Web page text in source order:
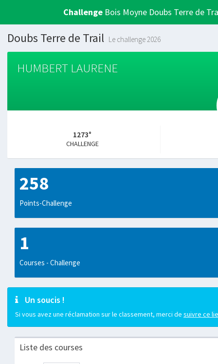
Challenge Bois Moyne Doubs Terre de
Doubs Terre de Trail Le challenge 2026
HUMBERT LAURENE
1273°
CHALLENGE
258
Points-Challenge
1
Courses - Challenge
Un soucis !
Si vous avez une réclamation sur le classement, merci de suivre ce
Liste des courses